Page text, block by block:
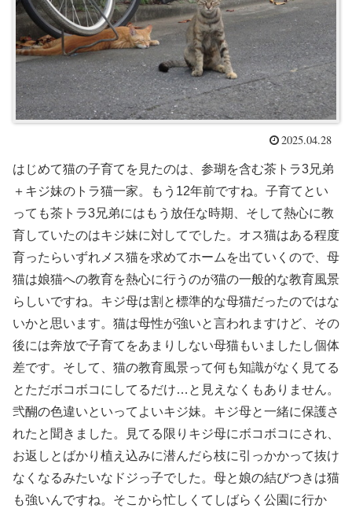
2025.04.28
はじめて猫の子育てを見たのは、参瑚を含む茶トラ3兄弟
＋キジ妹のトラ猫一家。もう12年前ですね。子育てとい
っても茶トラ3兄弟にはもう放任な時期、そして熱心に教
育していたのはキジ妹に対してでした。オス猫はある程度
育ったらいずれメス猫を求めてホームを出ていくので、母
猫は娘猫への教育を熱心に行うのが猫の一般的な教育風景
らしいですね。キジ母は割と標準的な母猫だったのではな
いかと思います。猫は母性が強いと言われますけど、その
後には奔放で子育てをあまりしない母猫もいましたし個体
差です。そして、猫の教育風景って何も知識がなく見てる
とただボコボコにしてるだけ…と見えなくもありません。
弐醐の色違いといってよいキジ妹。キジ母と一緒に保護さ
れたと聞きました。見てる限りキジ母にボコボコにされ、
お返しとばかり植え込みに潜んだら枝に引っかかって抜け
なくなるみたいなドジっ子でした。母と娘の結びつきは猫
も強いんですね。そこから忙しくてしばらく公園に行か